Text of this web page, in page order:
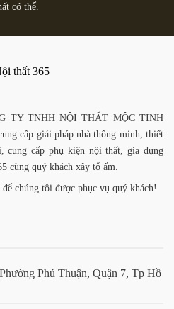
có thể.
TY TNHH NỘI THẤT MỘC TINH
cấp giải pháp nhà thông minh, thiết
cấp phụ kiện nội thất, gia dụng
cùng quý khách xây tổ ấm.
để chúng tôi được phục vụ quý khách!
Phú Thuận, Quận 7, Tp Hồ